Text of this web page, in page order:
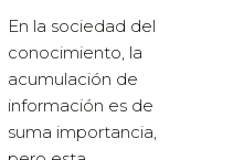
En la sociedad del
conocimiento, la
acumulación de
información es de
suma importancia,